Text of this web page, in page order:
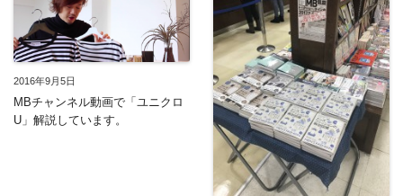
2016年9月5日
MBチャンネル動画で「ユニクロ
U」解説しています。